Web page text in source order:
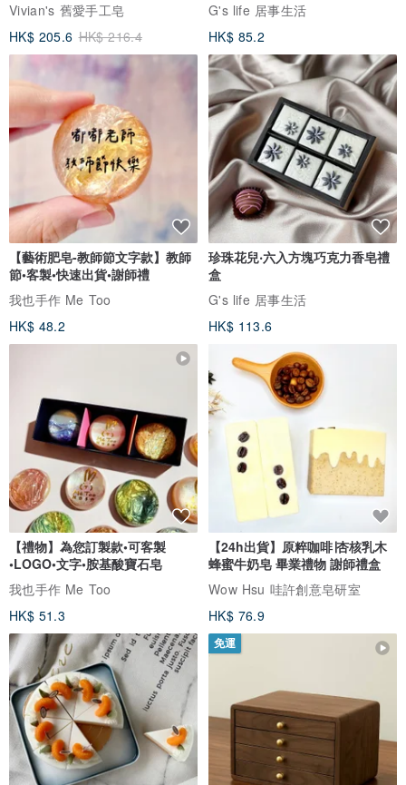
Vivian's 舊愛手工皂
HK$ 205.6 HK$ 216.4
G's life 居事生活
HK$ 85.2
【藝術肥皂-教師節文字款】教師
節•客製•快速出貨•謝師禮
我也手作 Me Too
HK$ 48.2
珍珠花兒‧六入方塊巧克力香皂禮
盒
G's life 居事生活
HK$ 113.6
【禮物】為您訂製款•可客製
•LOGO•文字•胺基酸寶石皂
我也手作 Me Too
HK$ 51.3
【24h出貨】原粹咖啡∣杏核乳木
蜂蜜牛奶皂 畢業禮物 謝師禮盒
Wow Hsu 哇許創意皂研室
HK$ 76.9
免運